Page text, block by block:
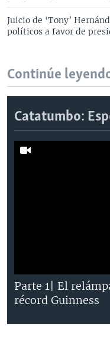
Juicio de ‘Tony’
políticos a favor de
Continúe
Catatumbo:
Parte 1| El
récord Guinness